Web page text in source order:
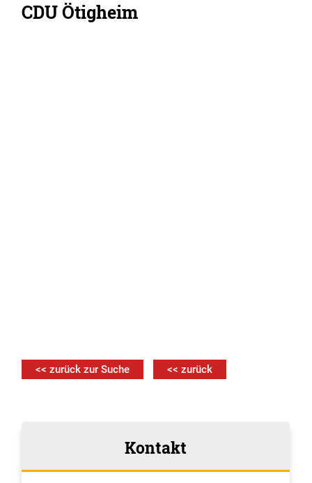
CDU Ötigheim
<< zurück zur Suche << zurück
Kontakt